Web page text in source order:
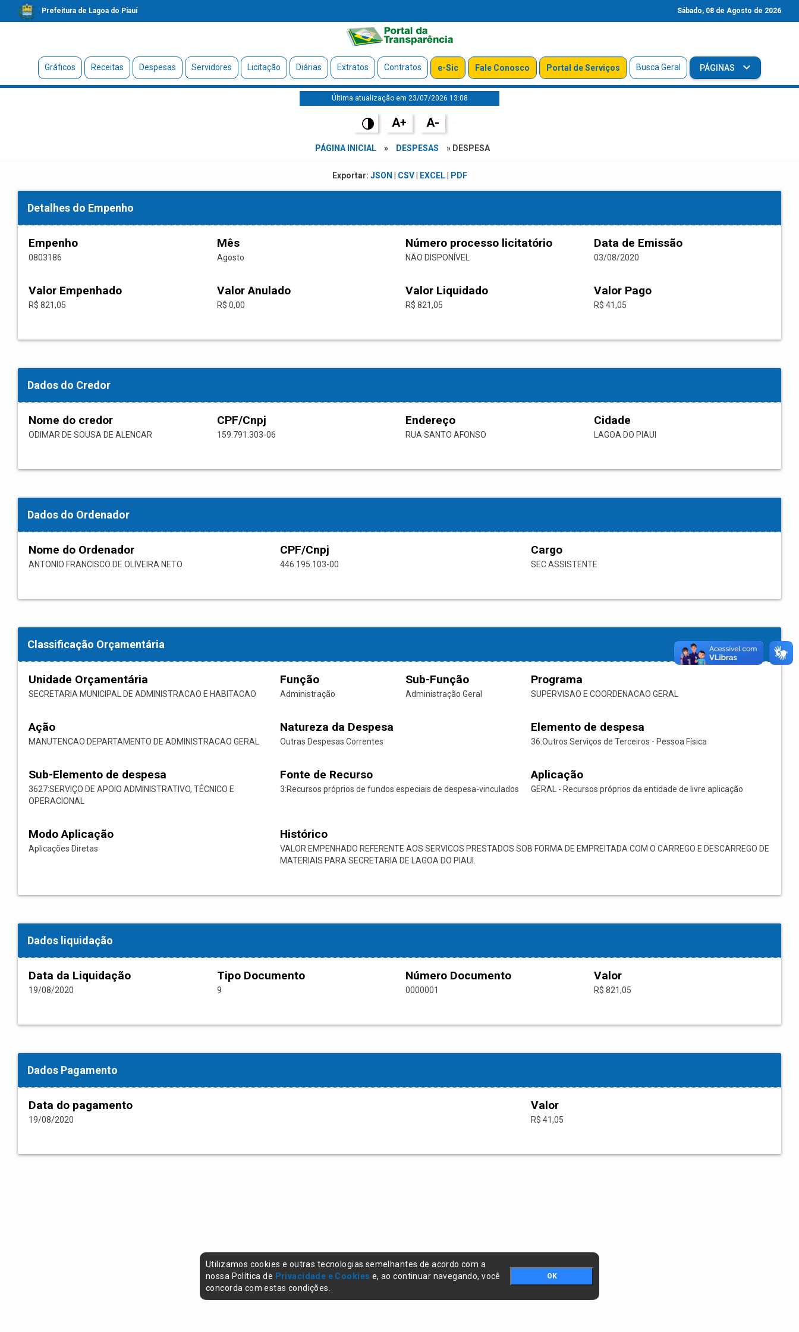
Prefeitura de Lagoa do Piauí Sábado, 08 de Agosto de 2026
Gráficos Receitas Despesas Servidores Licitação Diárias Extratos Contratos e-Sic Fale Conosco Portal de Serviços Busca Geral PÁGINAS
Última atualização em 23/07/2026 13:08
A+ A-
PÁGINA INICIAL » DESPESAS » DESPESA
Exportar: JSON CSV| EXCEL| PDF
Detalhes do Empenho
Empenho
0803186
Mês
Agosto
Número processo licitatório
NÃO DISPONÍVEL
Data de Emissão
03/08/2020
Valor Empenhado
R$ 821,05
Valor Anulado
R$ 0,00
Valor Liquidado
R$ 821,05
Valor Pago
R$ 41,05
Dados do Credor
Nome do credor
ODIMAR DE SOUSA DE ALENCAR
CPF/Cnpj
159.791.303-06
Endereço
RUA SANTO AFONSO
Cidade
LAGOA DO PIAUI
Dados do Ordenador
Nome do Ordenador
ANTONIO FRANCISCO DE OLIVEIRA NETO
CPF/Cnpj
446.195.103-00
Cargo
SEC ASSISTENTE
Classificação Orçamentária
Unidade Orçamentária
SECRETARIA MUNICIPAL DE ADMINISTRACAO E HABITACAO
Função
Administração
Sub-Função
Administração Geral
Programa
SUPERVISAO E COORDENACAO GERAL
Ação
MANUTENCAO DEPARTAMENTO DE ADMINISTRACAO GERAL
Natureza da Despesa
Outras Despesas Correntes
Elemento de despesa
36:Outros Serviços de Terceiros - Pessoa Física
Sub-Elemento de despesa
3627:SERVIÇO DE APOIO ADMINISTRATIVO, TÉCNICO E
OPERACIONAL
Fonte de Recurso
3:Recursos próprios de fundos especiais de despesa-vinculados
Aplicação
GERAL - Recursos próprios da entidade de livre aplicação
Modo Aplicação
Aplicações Diretas
Histórico
VALOR EMPENHADO REFERENTE AOS SERVICOS PRESTADOS SOB FORMA DE EMPREITADA COM O CARREGO E DESCARREGO DE
MATERIAIS PARA SECRETARIA DE LAGOA DO PIAUI.
Dados liquidação
Data da Liquidação
19/08/2020
Tipo Documento
9
Número Documento
0000001
Valor
R$ 821,05
Dados Pagamento
Data do pagamento
19/08/2020
Valor
R$ 41,05
Utilizamos cookies e outras tecnologias semelhantes de acordo com a
nossa Política de Privacidade e Cookies e, ao continuar navegando, você
concorda com estas condições.
OK